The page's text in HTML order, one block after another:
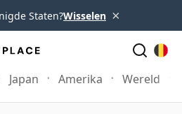
Staten?Wisselen ×
Japan Amerika Wereld